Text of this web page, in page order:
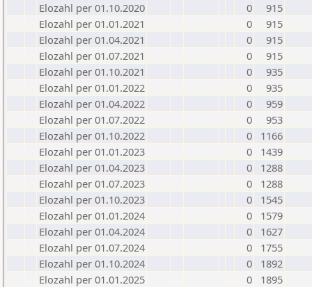
Elozahl per 01.10.2020
0
915
Elozahl per 01.01.2021
0
915
Elozahl per 01.04.2021
0
915
Elozahl per 01.07.2021
0
915
Elozahl per 01.10.2021
0
935
Elozahl per 01.01.2022
0
935
Elozahl per 01.04.2022
0
959
Elozahl per 01.07.2022
0
953
Elozahl per 01.10.2022
0
1166
Elozahl per 01.01.2023
0
1439
Elozahl per 01.04.2023
0
1288
Elozahl per 01.07.2023
0
1288
Elozahl per 01.10.2023
0
1545
Elozahl per 01.01.2024
0
1579
Elozahl per 01.04.2024
0
1627
Elozahl per 01.07.2024
0
1755
Elozahl per 01.10.2024
0
1892
Elozahl per 01.01.2025
0
1895